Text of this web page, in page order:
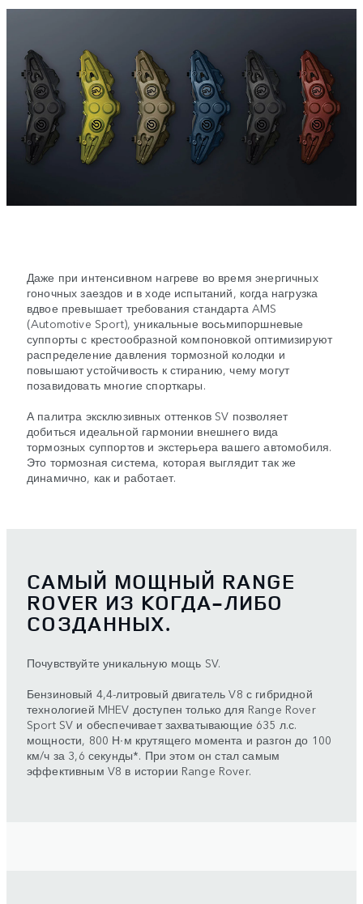
Даже при интенсивном нагреве во время энергичных
гоночных заездов и в ходе испытаний, когда нагрузка
вдвое превышает требования стандарта AMS
(Automotive Sport), уникальные восьмипоршневые
суппорты с крестообразной компоновкой оптимизируют
распределение давления тормозной колодки и
повышают устойчивость к стиранию, чему могут
позавидовать многие спорткары.
А палитра эксклюзивных оттенков SV позволяет
добиться идеальной гармонии внешнего вида
тормозных суппортов и экстерьера вашего автомобиля.
Это тормозная система, которая выглядит так же
динамично, как и работает.
САМЫЙ МОЩНЫЙ RANGE
ROVER ИЗ КОГДА-ЛИБО
СОЗДАННЫХ.
Почувствуйте уникальную мощь SV.
Бензиновый 4,4-литровый двигатель V8 с гибридной
технологией MHEV доступен только для Range Rover
Sport SV и обеспечивает захватывающие 635 л.с.
мощности, 800 Н∙м крутящего момента и разгон до 100
км/ч за 3,6 секунды*. При этом он стал самым
эффективным V8 в истории Range Rover.